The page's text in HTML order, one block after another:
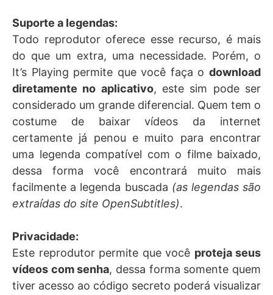
Suporte a legendas:
Todo reprodutor oferece esse recurso, é mais
do que um extra, uma necessidade. Porém, o
It’s Playing permite que você faça o download
diretamente no aplicativo, este sim pode ser
considerado um grande diferencial. Quem tem o
costume de baixar vídeos da internet
certamente já penou e muito para encontrar
uma legenda compatível com o filme baixado,
dessa forma você encontrará muito mais
facilmente a legenda buscada (as legendas são
extraídas do site OpenSubtitles).
Privacidade:
Este reprodutor permite que você proteja seus
vídeos com senha, dessa forma somente quem
tiver acesso ao código secreto poderá visualizar